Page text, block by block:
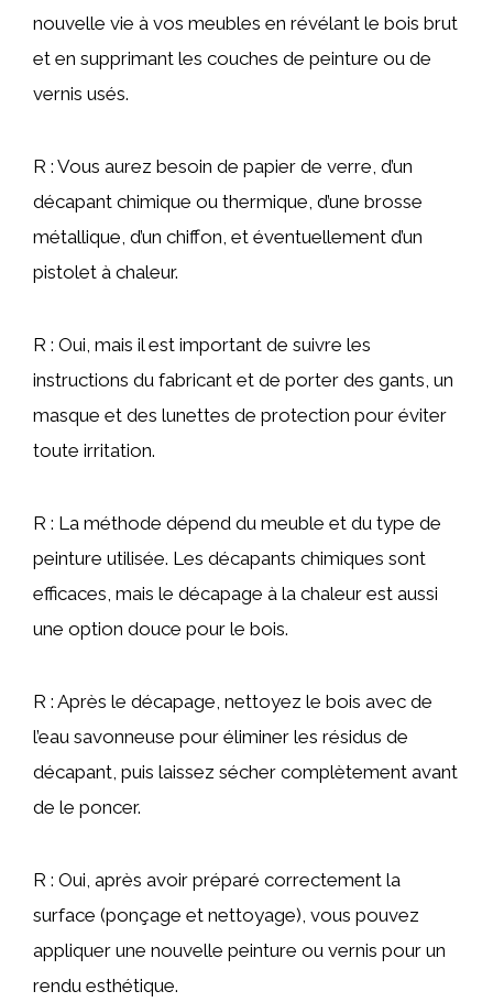
nouvelle vie à vos meubles en révélant le bois brut
et en supprimant les couches de peinture ou de
vernis usés.
R : Vous aurez besoin de papier de verre, d’un
décapant chimique ou thermique, d’une brosse
métallique, d’un chiffon, et éventuellement d’un
pistolet à chaleur.
R : Oui, mais il est important de suivre les
instructions du fabricant et de porter des gants, un
masque et des lunettes de protection pour éviter
toute irritation.
R : La méthode dépend du meuble et du type de
peinture utilisée. Les décapants chimiques sont
efficaces, mais le décapage à la chaleur est aussi
une option douce pour le bois.
R : Après le décapage, nettoyez le bois avec de
l’eau savonneuse pour éliminer les résidus de
décapant, puis laissez sécher complètement avant
de le poncer.
R : Oui, après avoir préparé correctement la
surface (ponçage et nettoyage), vous pouvez
appliquer une nouvelle peinture ou vernis pour un
rendu esthétique.